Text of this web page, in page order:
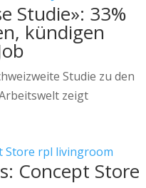
Studie»: 33%
kündigen
Studie zu den
zeigt
Concept Store